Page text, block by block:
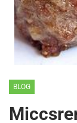
BLOG